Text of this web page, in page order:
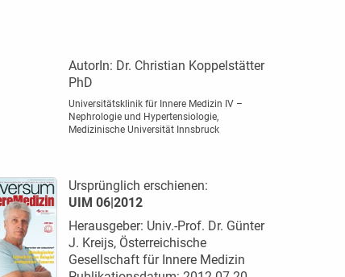
AutorIn: Dr. Christian Koppelstätter
PhD
Universitätsklinik für Innere Medizin IV –
Nephrologie und Hypertensiologie,
Medizinische Universität Innsbruck
Ursprünglich erschienen:
UIM 06|2012
Herausgeber: Univ.-Prof. Dr. Günter
J. Kreijs, Österreichische
Gesellschaft für Innere Medizin